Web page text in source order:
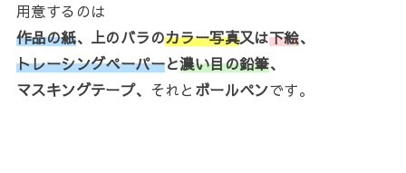
用意するのは
作品の紙、上のバラのカラー写真又は下絵、
トレーシングペーパーと濃い目の鉛筆、
マスキングテープ、 それと ボールペンです。